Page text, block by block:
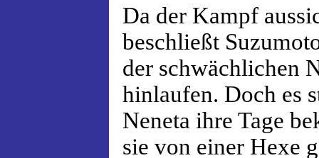
Da der Kampf
beschließt
der schwächlichen
hinlaufen. Doch es
Neneta ihre Tage
sie von einer Hexe